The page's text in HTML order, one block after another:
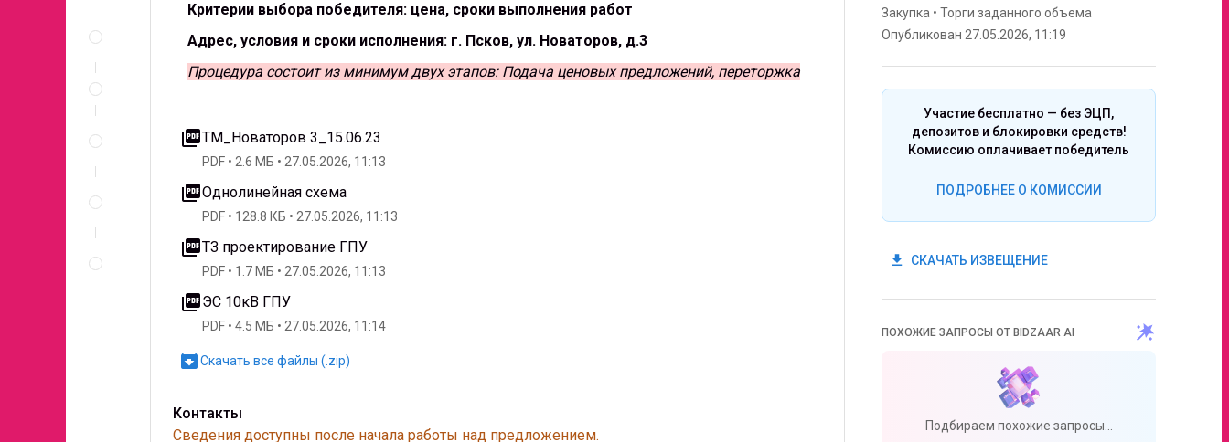
Критерии выбора победителя: цена, сроки выполнения работ
Адрес, условия и сроки исполнения: г. Псков, ул. Новаторов, д.3
Процедура состоит из минимум двух этапов: Подача ценовых предложений, переторжка
picture_as_pdfТМ_Новаторов 3_15.06.23
PDF 2.6 МБ 27.05.2026, 11:13
picture_as_pdfОднолинейная схема
PDF 128.8 КБ 27.05.2026, 11:13
picture_as_pdfТЗ проектирование ГПУ
PDF 1.7 МБ 27.05.2026, 11:13
picture_as_pdfЭС 10кВ ГПУ
PDF 4.5 МБ 27.05.2026, 11:14
archiveСкачать все файлы (.zip)
Контакты
Сведения доступны после начала работы над предложением.
Закупка • Торги заданного объема
Опубликован 27.05.2026, 11:19
Участие бесплатно — без ЭЦП,
депозитов и блокировки средств!
Комиссию оплачивает победитель
ПОДРОБНЕЕ О КОМИССИИ
get_app СКАЧАТЬ ИЗВЕЩЕНИЕ
ПОХОЖИЕ ЗАПРОСЫ ОТ BIDZAAR AI
Подбираем похожие запросы...